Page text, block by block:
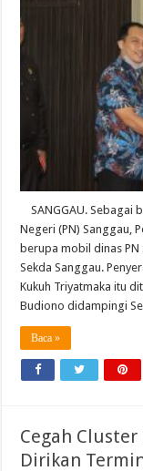
SANGGAU. Sebagai
Negeri (PN) Sanggau,
berupa mobil dinas PN
Sekda Sanggau.
Kukuh Triyatmaka itu
Budiono didampingi
Baca »
Cegah
Dirikan